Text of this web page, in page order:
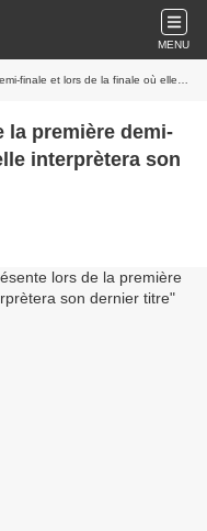
MENU
la finale où elle interprètera son dernier titre
la première demi-
interprètera son